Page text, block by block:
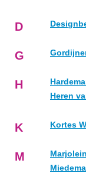
D
G
H
Heren
K Kortes
M